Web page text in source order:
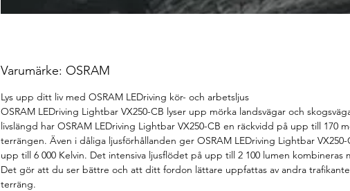
Varumärke: OSRAM
Lys upp ditt liv med OSRAM LEDriving kör- och arbetsljus
OSRAM LEDriving Lightbar VX250-CB lyser upp mörka landsvägar och
livslängd har OSRAM LEDriving Lightbar VX250-CB en räckvidd på upp till
terrängen. Även i dåliga ljusförhållanden ger OSRAM LEDriving Lightbar
upp till 6 000 Kelvin. Det intensiva ljusflödet på upp till 2 100 lumen
Det gör att du ser bättre och att ditt fordon lättare uppfattas av andra
terräng.